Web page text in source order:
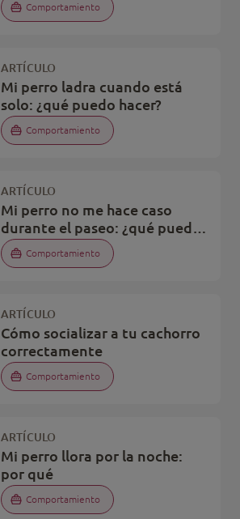
Comportamiento
ARTÍCULO
Mi perro ladra cuando está
solo: ¿qué puedo hacer?
Comportamiento
ARTÍCULO
Mi perro no me hace caso
durante el paseo: ¿qué puedo
hacer?Comportamiento
ARTÍCULO
Cómo socializar a tu cachorro
correctamente
Comportamiento
ARTÍCULO
Mi perro llora por la noche:
por qué
Comportamiento